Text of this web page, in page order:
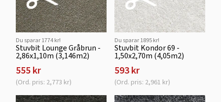
Du sparar 1774 kr!
Stuvbit Lounge Gråbrun -
2,86x1,10m (3,146m2)
555 kr
(Ord. pris: 2,773 kr)
Du sparar 1895 kr!
Stuvbit Kondor 69 -
1,50x2,70m (4,05m2)
593 kr
(Ord. pris: 2,961 kr)